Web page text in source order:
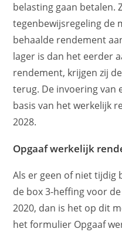
belasting gaan betalen.
tegenbewijsregeling de
behaalde rendement
lager is dan het eerder
rendement, krijgen zij
terug. De invoering van
basis van het werkelijk
2028.
Opgaaf werkelijk
Als er geen of niet tijdig
de box 3-heffing voor
2020, dan is het op dit
het formulier Opgaaf